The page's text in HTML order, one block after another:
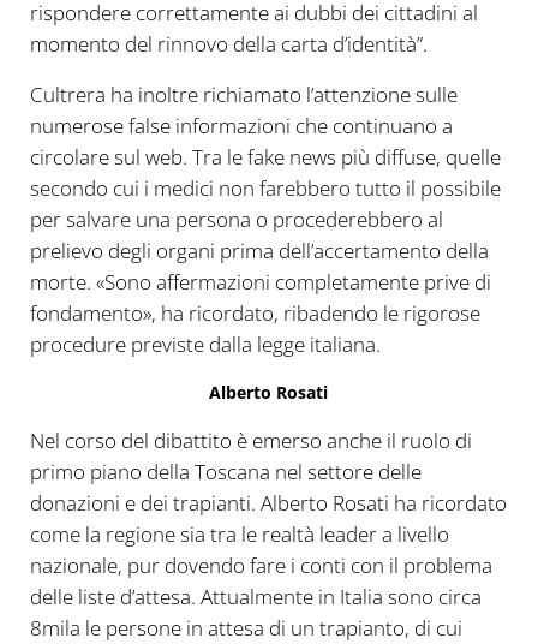
rispondere correttamente ai dubbi dei cittadini al
momento del rinnovo della carta d’identità”.
Cultrera ha inoltre richiamato l’attenzione sulle
numerose false informazioni che continuano a
circolare sul web. Tra le fake news più diffuse, quelle
secondo cui i medici non farebbero tutto il possibile
per salvare una persona o procederebbero al
prelievo degli organi prima dell’accertamento della
morte. «Sono affermazioni completamente prive di
fondamento», ha ricordato, ribadendo le rigorose
procedure previste dalla legge italiana.
Alberto Rosati
Nel corso del dibattito è emerso anche il ruolo di
primo piano della Toscana nel settore delle
donazioni e dei trapianti. Alberto Rosati ha ricordato
come la regione sia tra le realtà leader a livello
nazionale, pur dovendo fare i conti con il problema
delle liste d’attesa. Attualmente in Italia sono circa
8mila le persone in attesa di un trapianto, di cui